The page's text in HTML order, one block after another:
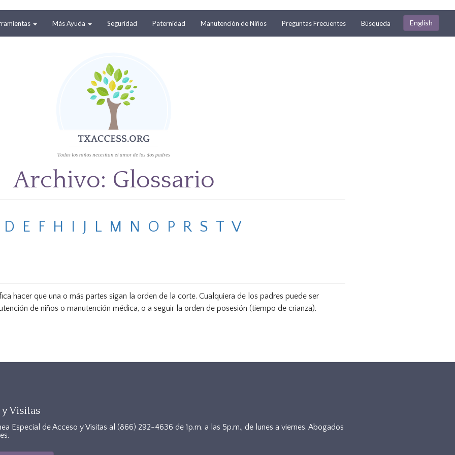
Más Ayuda Seguridad Paternidad Manutención de Niños Preguntas Frecuentes Búsqueda English
Archivo: Glossario
D E F H I J L M N O P R S T V
hacer que una o más partes sigan la orden de la corte. Cualquiera de los padres puede ser
de niños o manutención médica, o a seguir la orden de posesión (tiempo de crianza).
Visitas
Especial de Acceso y Visitas al(866) 292-4636 de 1p.m. a las 5p.m., de lunes a viernes. Abogados